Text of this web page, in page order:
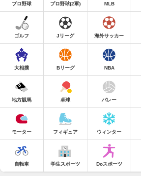
プロ野球 プロ野球(2軍) MLB
ゴルフ Jリーグ 海外サッカー
大相撲 Bリーグ NBA
地方競馬 卓球 バレー
モーター フィギュア ウィンター
自転車 学生スポーツ Doスポーツ